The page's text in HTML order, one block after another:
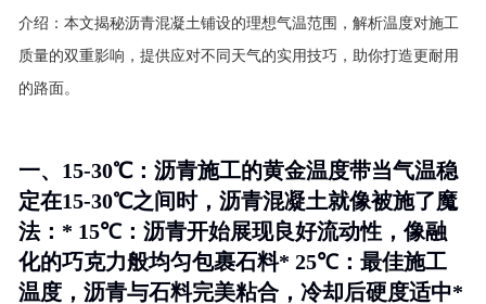
介绍： 本文揭秘沥青混凝土铺设的理想气温范围，解析温度对施工
质量的双重影响，提供应对不同天气的实用技巧，助你打造更耐用
的路面。
一、15-30℃：沥青施工的黄金温度带当气温稳
定在15-30℃之间时，沥青混凝土就像被施了魔
法：* 15℃：沥青开始展现良好流动性，像融
化的巧克力般均匀包裹石料* 25℃：最佳施工
温度，沥青与石料完美粘合，冷却后硬度适中*